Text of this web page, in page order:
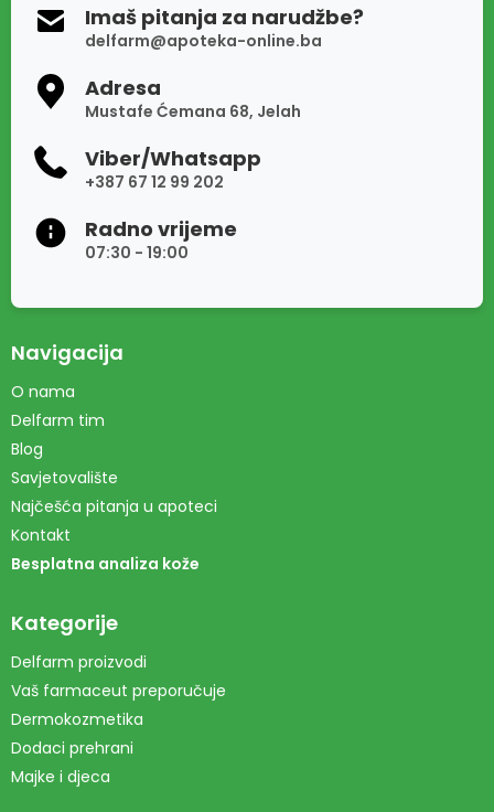
Imaš pitanja za narudžbe?
delfarm@apoteka-online.ba
Adresa
Mustafe Ćemana 68, Jelah
Viber/Whatsapp
+387 67 12 99 202
Radno vrijeme
07:30 - 19:00
Navigacija
O nama
Delfarm tim
Blog
Savjetovalište
Najčešća pitanja u apoteci
Kontakt
Besplatna analiza kože
Kategorije
Delfarm proizvodi
Vaš farmaceut preporučuje
Dermokozmetika
Dodaci prehrani
Majke i djeca